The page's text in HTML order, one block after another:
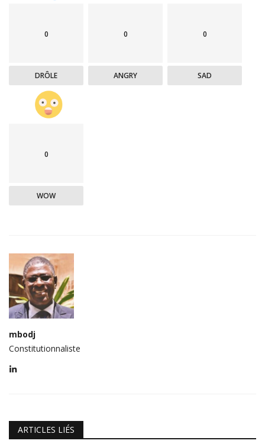
0
DRÔLE
0
ANGRY
0
SAD
0
WOW
mbodj
Constitutionnaliste
ARTICLES LIÉS